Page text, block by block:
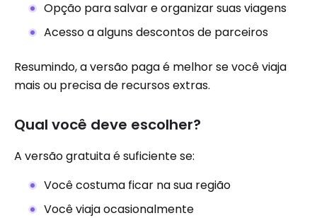
Opção para salvar e organizar suas viagens
Acesso a alguns descontos de parceiros
Resumindo, a versão paga é melhor se você viaja
mais ou precisa de recursos extras.
Qual você deve escolher?
A versão gratuita é suficiente se:
Você costuma ficar na sua região
Você viaja ocasionalmente